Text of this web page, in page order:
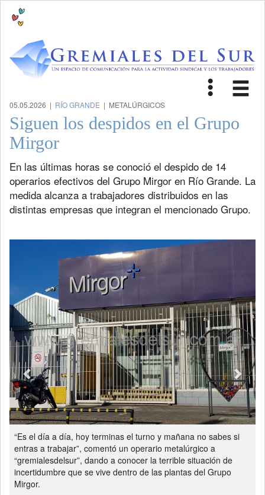
Toggle
05.05.2026 | RÍO GRANDE | METALÚRGICOS
Siguen los despidos en el Grupo
Mirgor
En las últimas horas se conoció el despido de 14
operarios efectivos del Grupo Mirgor en Río Grande. La
medida alcanza a trabajadores distribuidos en las
distintas empresas que integran el mencionado Grupo.
“Es el día a día, hoy terminas el turno y mañana no sabes si
entras a trabajar”, comentó un operario metalúrgico a
“gremialesdelsur”, dando a conocer la terrible situación de
incertidumbre que se vive dentro de las plantas del Grupo
Mirgor.